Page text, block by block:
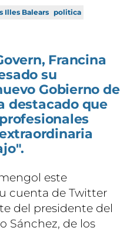
Illes Balears politica
Francina
su
Gobierno de
destacado que
este
cuenta de Twitter
del presidente del
Sánchez, de los